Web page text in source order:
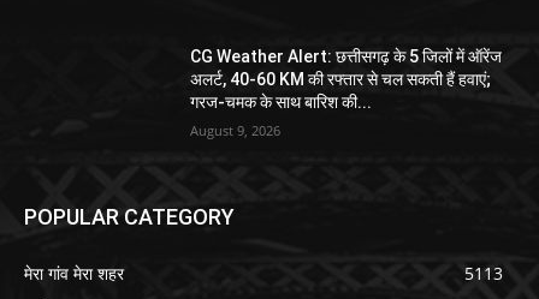
CG Weather Alert: छत्तीसगढ़ के 5 जिलों में ऑरेंज
अलर्ट, 40-60 KM की रफ्तार से चल सकती हैं हवाएं;
गरज-चमक के साथ बारिश की...
August 9, 2026
POPULAR CATEGORY
मेरा गांव मेरा शहर
5113